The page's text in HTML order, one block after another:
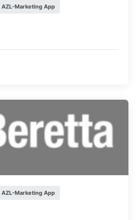
AZL-Marketing App
AZL-Marketing App